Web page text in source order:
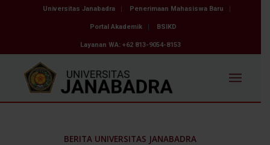
Universitas Janabadra Penerimaan Mahasiswa Baru
Portal Akademik BSIKD
Layanan WA: +62 813-9054-8153
BERITA UNIVERSITAS JANABADRA